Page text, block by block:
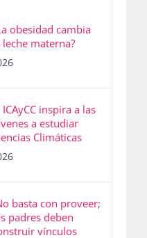
obesidad cambia
leche materna?
ICAyCC inspira a las
a estudiar
Climáticas
basta con proveer;
padres deben
vínculos